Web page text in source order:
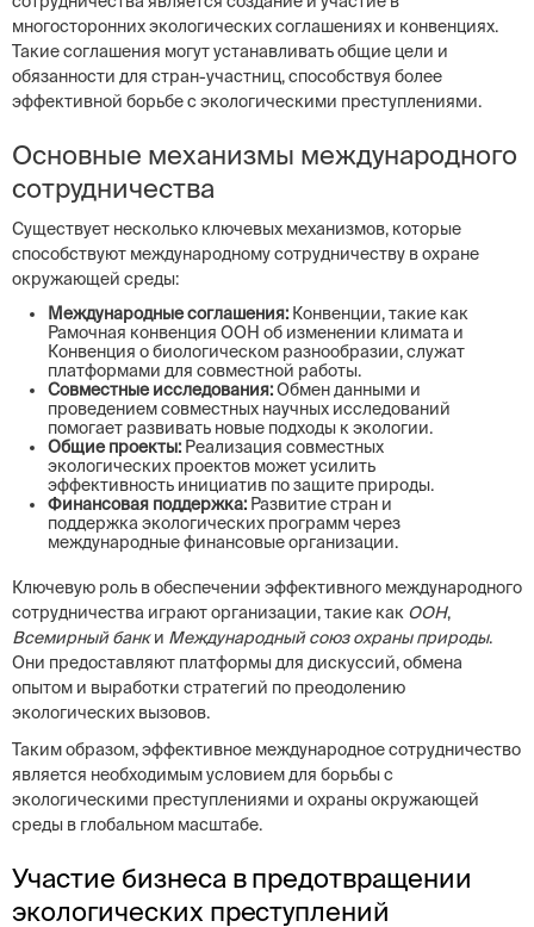
многосторонних экологических соглашениях и конвенциях.
Такие соглашения могут устанавливать общие цели и
обязанности для стран-участниц, способствуя более
эффективной борьбе с экологическими преступлениями.
Основные механизмы международного
сотрудничества
Существует несколько ключевых механизмов, которые
способствуют международному сотрудничеству в охране
окружающей среды:
Международные соглашения: Конвенции, такие как
Рамочная конвенция ООН об изменении климата и
Конвенция о биологическом разнообразии, служат
платформами для совместной работы.
Совместные исследования:Обмен данными и
проведением совместных научных исследований
помогает развивать новые подходы к экологии.
Общие проекты: Реализация совместных
экологических проектов может усилить
эффективность инициатив по защите природы.
Финансовая поддержка: Развитие стран и
поддержка экологических программ через
международные финансовые организации.
Ключевую роль в обеспечении эффективного международного
сотрудничества играют организации, такие как ООН,
Всемирный банки Международный союз охраны природы.
Они предоставляют платформы для дискуссий, обмена
опытом и выработки стратегий по преодолению
экологических вызовов.
Таким образом, эффективное международное сотрудничество
является необходимым условием для борьбы с
экологическими преступлениями и охраны окружающей
среды в глобальном масштабе.
Участие бизнеса в предотвращении
экологических преступлений